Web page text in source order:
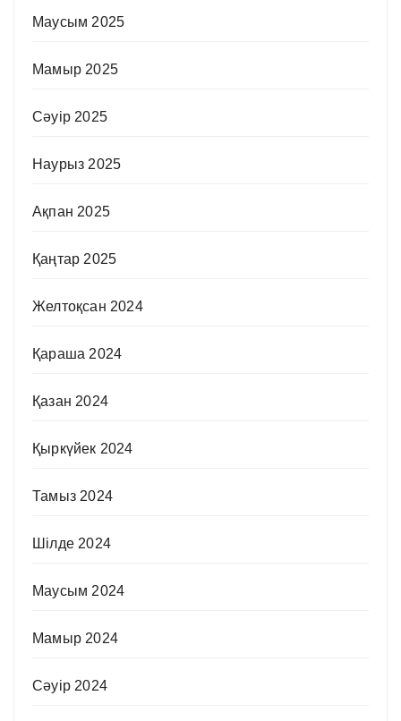
Маусым 2025
Мамыр 2025
Сәуір 2025
Наурыз 2025
Ақпан 2025
Қаңтар 2025
Желтоқсан 2024
Қараша 2024
Қазан 2024
Қыркүйек 2024
Тамыз 2024
Шілде 2024
Маусым 2024
Мамыр 2024
Сәуір 2024